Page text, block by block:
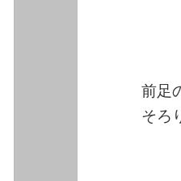
前足
そろ